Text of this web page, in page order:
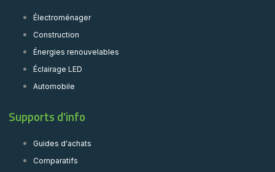
Électroménager
Construction
Énergies renouvelables
Éclairage LED
Automobile
Supports d'info
Guides d'achats
Comparatifs